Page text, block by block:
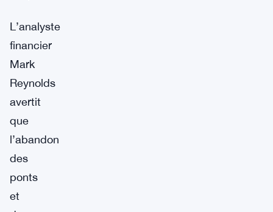
L’analyste
financier
Mark
Reynolds
avertit
que
l’abandon
des
ponts
et